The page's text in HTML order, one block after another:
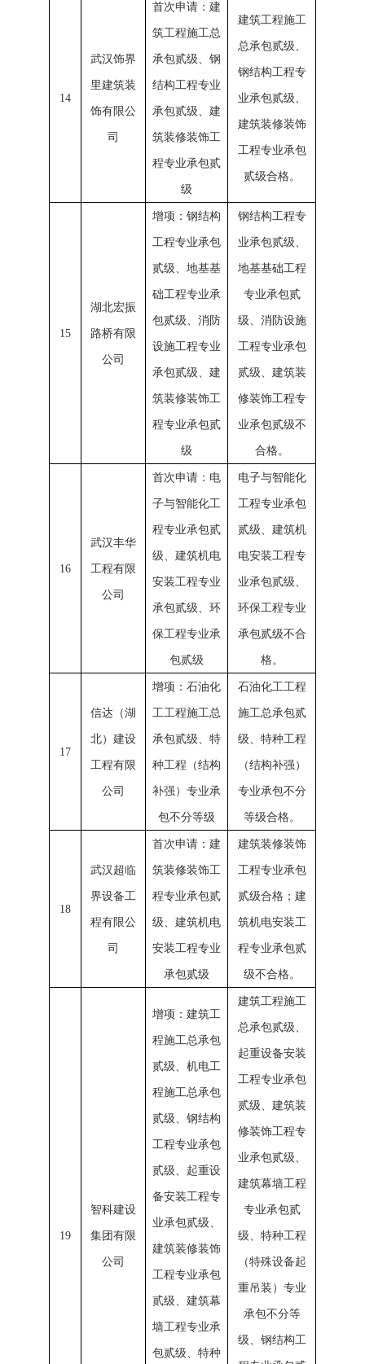
14
武汉饰界
里建筑装
饰有限公
司
首次申请：建
筑工程施工总
承包贰级、钢
结构工程专业
承包贰级、建
筑装修装饰工
程专业承包贰
级
建筑工程施工
总承包贰级、
钢结构工程专
业承包贰级、
建筑装修装饰
工程专业承包
贰级合格。
15
湖北宏振
路桥有限
公司
增项：钢结构
工程专业承包
贰级、地基基
础工程专业承
包贰级、消防
设施工程专业
承包贰级、建
筑装修装饰工
程专业承包贰
级
钢结构工程专
业承包贰级、
地基基础工程
专业承包贰
级、消防设施
工程专业承包
贰级、建筑装
修装饰工程专
业承包贰级不
合格。
16
武汉丰华
工程有限
公司
首次申请：电
子与智能化工
程专业承包贰
级、建筑机电
安装工程专业
承包贰级、环
保工程专业承
包贰级
电子与智能化
工程专业承包
贰级、建筑机
电安装工程专
业承包贰级、
环保工程专业
承包贰级不合
格。
17
信达（湖
北）建设
工程有限
公司
增项：石油化
工工程施工总
承包贰级、特
种工程（结构
补强）专业承
包不分等级
石油化工工程
施工总承包贰
级、特种工程
（结构补强）
专业承包不分
等级合格。
18
武汉超临
界设备工
程有限公
司
首次申请：建
筑装修装饰工
程专业承包贰
级、建筑机电
安装工程专业
承包贰级
建筑装修装饰
工程专业承包
贰级合格；建
筑机电安装工
程专业承包贰
级不合格。
19
智科建设
集团有限
公司
增项：建筑工
程施工总承包
贰级、机电工
程施工总承包
贰级、钢结构
工程专业承包
贰级、起重设
备安装工程专
业承包贰级、
建筑装修装饰
工程专业承包
贰级、建筑幕
墙工程专业承
包贰级、特种
建筑工程施工
总承包贰级、
起重设备安装
工程专业承包
贰级、建筑装
修装饰工程专
业承包贰级、
建筑幕墙工程
专业承包贰
级、特种工程
（特殊设备起
重吊装）专业
承包不分等
级、钢结构工